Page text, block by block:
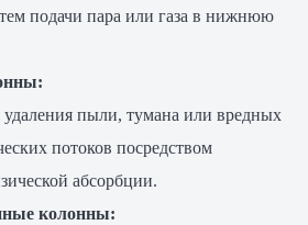
подачи пара или газа в нижнюю
пыли, тумана или вредных
потоков посредством
абсорбции.
колонны: